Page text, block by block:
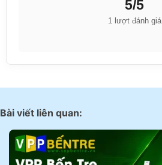
5/5
1 lượt đánh giá
Bài viết liên quan: